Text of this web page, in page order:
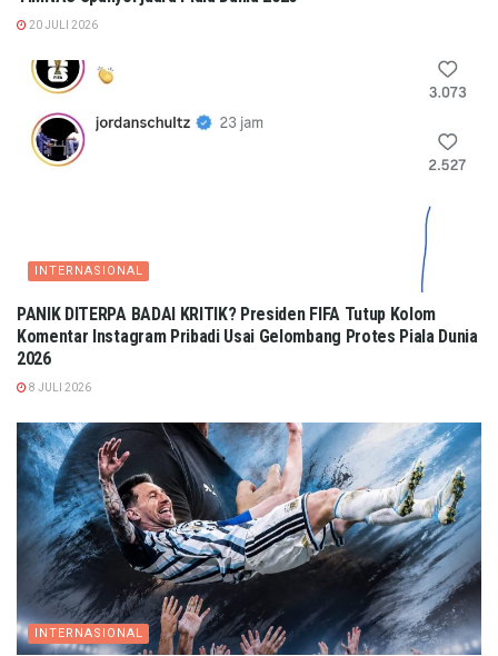
20 JULI 2026
INTERNASIONAL
PANIK DITERPA BADAI KRITIK? Presiden FIFA Tutup Kolom
Komentar Instagram Pribadi Usai Gelombang Protes Piala Dunia
2026
8 JULI 2026
INTERNASIONAL